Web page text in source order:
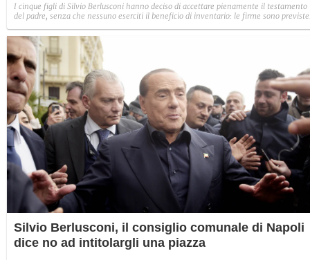
I cinque figli di Silvio Berlusconi hanno deciso di accettare pienamente il testamento
del padre, senza che nessuno eserciti il beneficio di inventario: le firme sono previste
Silvio Berlusconi, il consiglio comunale di Napoli
dice no ad intitolargli una piazza